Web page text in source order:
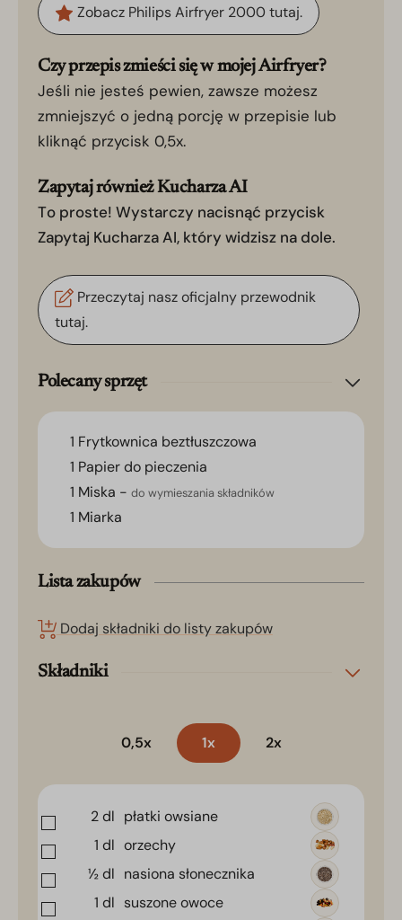
Zobacz Philips Airfryer 2000 tutaj.
Czy przepis zmieści się w mojej Airfryer?
Jeśli nie jesteś pewien, zawsze możesz
zmniejszyć o jedną porcję w przepisie lub
kliknąć przycisk 0,5x.
Zapytaj również Kucharza AI
To proste! Wystarczy nacisnąć przycisk
Zapytaj Kucharza AI, który widzisz na dole.
Przeczytaj nasz oficjalny przewodnik
tutaj.
Polecany sprzęt
1 Frytkownica beztłuszczowa
1 Papier do pieczenia
1 Miska - do wymieszania składników
1 Miarka
Lista zakupów
Dodaj składniki do listy zakupów
Składniki
0,5x 1x 2x
2dl płatki owsiane
1 dl orzechy
½dl nasiona słonecznika
1 dl suszone owoce